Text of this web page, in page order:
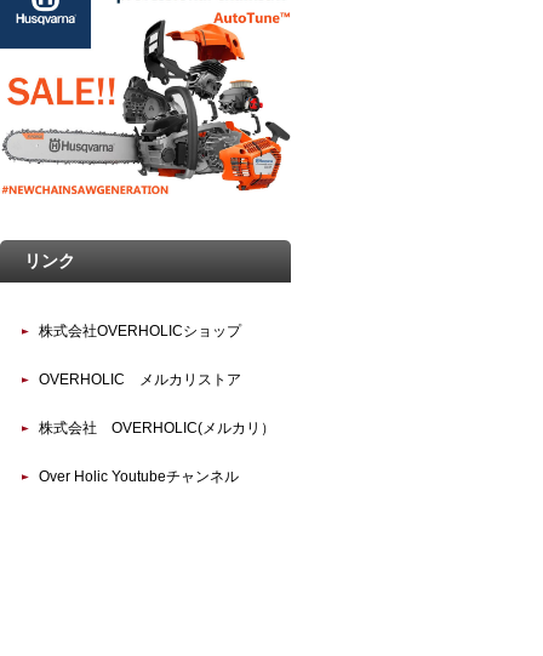
リンク
株式会社OVERHOLICショップ
OVERHOLIC メルカリストア
株式会社 OVERHOLIC(メルカリ）
Over Holic Youtubeチャンネル